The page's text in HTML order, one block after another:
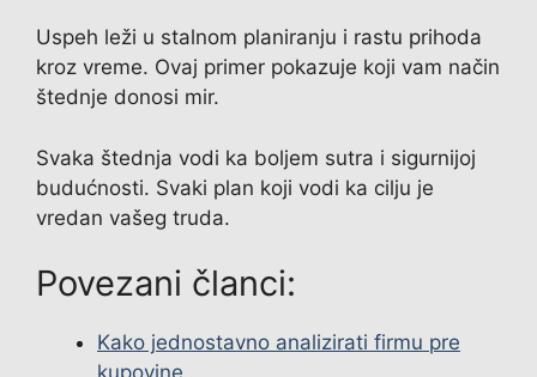
Uspeh leži u stalnom planiranju i rastu prihoda
kroz vreme. Ovaj primer pokazuje koji vam način
štednje donosi mir.
Svaka štednja vodi ka boljem sutra i sigurnijoj
budućnosti. Svaki plan koji vodi ka cilju je
vredan vašeg truda.
Povezani članci:
Kako jednostavno analizirati firmu pre